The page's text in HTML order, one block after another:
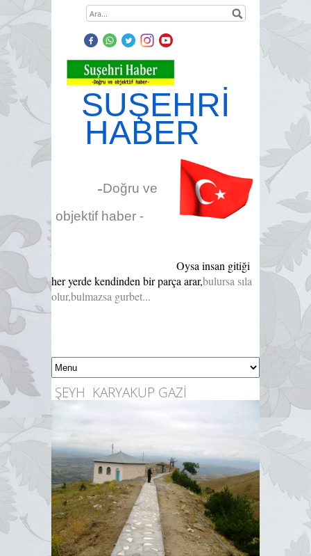
SUŞEHRİ
HABER
-Doğru ve
objektif haber -
Oysa insan gitiği
her yerde kendinden bir parça arar,bulursa sıla
olur,bulmazsa gurbet...
ŞEYH KARYAKUP GAZİ